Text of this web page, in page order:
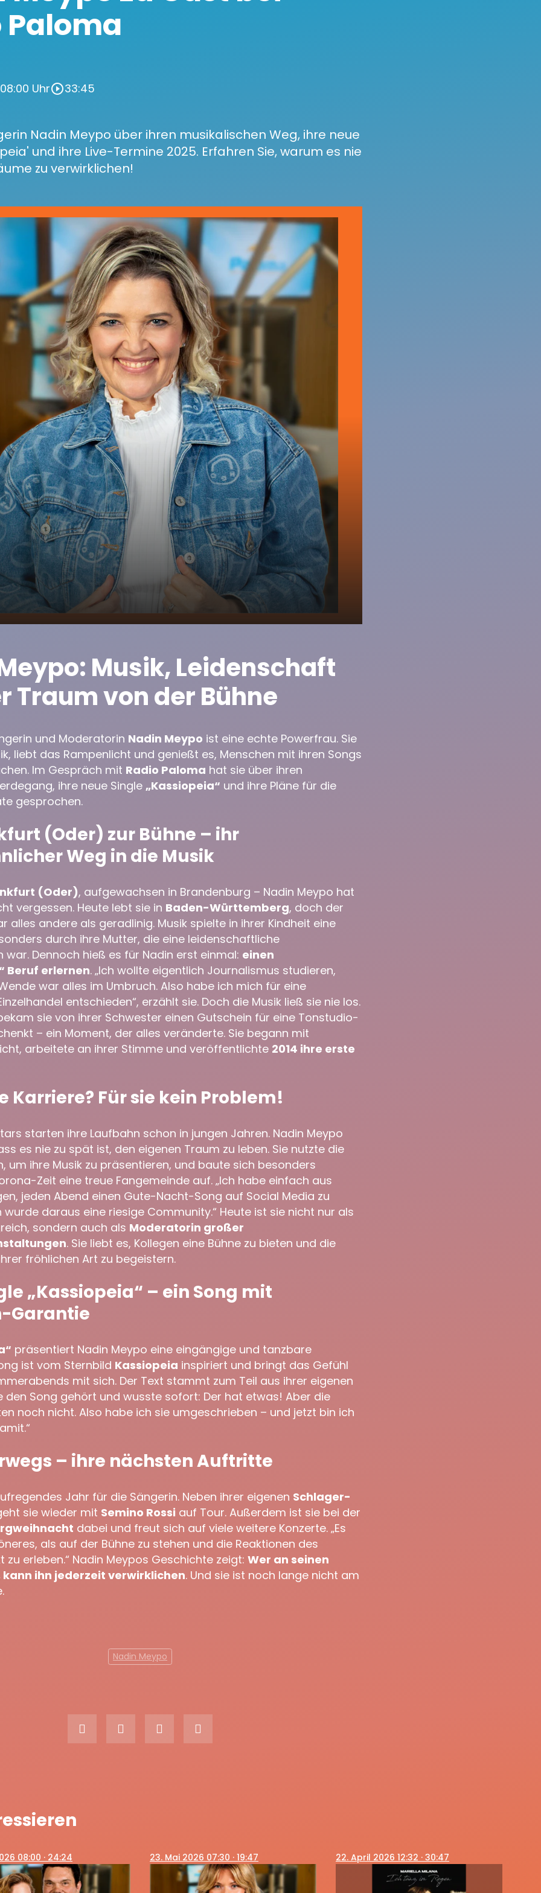
Paloma
08:00 Uhrplay_circle_outline33:45
Nadin Meypo über ihren musikalischen Weg, ihre neue
und ihre Live-Termine 2025. Erfahren Sie, warum es nie
zu verwirklichen!
Musik, Leidenschaft
Traum von der Bühne
und Moderatorin Nadin Meypo ist eine echte Powerfrau. Sie
liebt das Rampenlicht und genießt es, Menschen mit ihren Songs
Im Gespräch mit Radio Paloma hat sie über ihren
ihre neue Single „Kassiopeia“ und ihre Pläne für die
gesprochen.
(Oder) zur Bühne – ihr
Weg in die Musik
(Oder), aufgewachsen in Brandenburg – Nadin Meypo hat
vergessen. Heute lebt sie in Baden-Württemberg, doch der
alles andere als geradlinig. Musik spielte in ihrer Kindheit eine
durch ihre Mutter, die eine leidenschaftliche
war. Dennoch hieß es für Nadin erst einmal: einen
Beruf erlernen. „Ich wollte eigentlich Journalismus studieren,
war alles im Umbruch. Also habe ich mich für eine
entschieden“, erzählt sie. Doch die Musik ließ sie nie los.
sie von ihrer Schwester einen Gutschein für eine Tonstudio-
– ein Moment, der alles veränderte. Sie begann mit
arbeitete an ihrer Stimme und veröffentlichte 2014 ihre erste
Karriere? Für sie kein Problem!
starten ihre Laufbahn schon in jungen Jahren. Nadin Meypo
es nie zu spät ist, den eigenen Traum zu leben. Sie nutzte die
um ihre Musik zu präsentieren, und baute sich besonders
Zeit eine treue Fangemeinde auf. „Ich habe einfach aus
jeden Abend einen Gute-Nacht-Song auf Social Media zu
wurde daraus eine riesige Community.“ Heute ist sie nicht nur als
sondern auch als Moderatorin großer
. Sie liebt es, Kollegen eine Bühne zu bieten und die
fröhlichen Art zu begeistern.
„Kassiopeia“ – ein Song mit
Garantie
präsentiert Nadin Meypo eine eingängige und tanzbare
ist vom Sternbild Kassiopeia inspiriert und bringt das Gefühl
mit sich. Der Text stammt zum Teil aus ihrer eigenen
den Song gehört und wusste sofort: Der hat etwas! Aber die
noch nicht. Also habe ich sie umgeschrieben – und jetzt bin ich
– ihre nächsten Auftritte
Jahr für die Sängerin. Neben ihrer eigenen Schlager-
sie wieder mit Semino Rossi auf Tour. Außerdem ist sie bei der
dabei und freut sich auf viele weitere Konzerte. „Es
als auf der Bühne zu stehen und die Reaktionen des
zu erleben.“ Nadin Meypos Geschichte zeigt: Wer an seinen
ihn jederzeit verwirklichen. Und sie ist noch lange nicht am
Nadin Meypo
08:00 · 24:24 23. Mai 2026 07:30 · 19:47 22. April 2026 12:32 · 30:47